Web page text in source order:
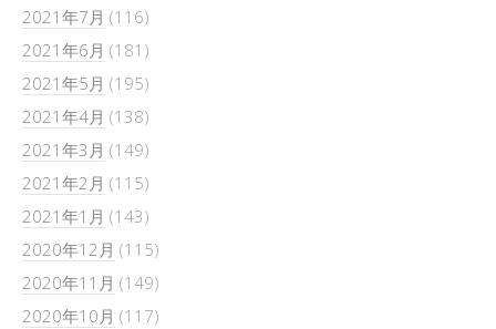
2021年7月 (116)
2021年6月 (181)
2021年5月 (195)
2021年4月 (138)
2021年3月 (149)
2021年2月 (115)
2021年1月 (143)
2020年12月 (115)
2020年11月 (149)
2020年10月 (117)